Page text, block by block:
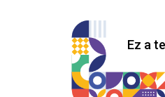
Ez a